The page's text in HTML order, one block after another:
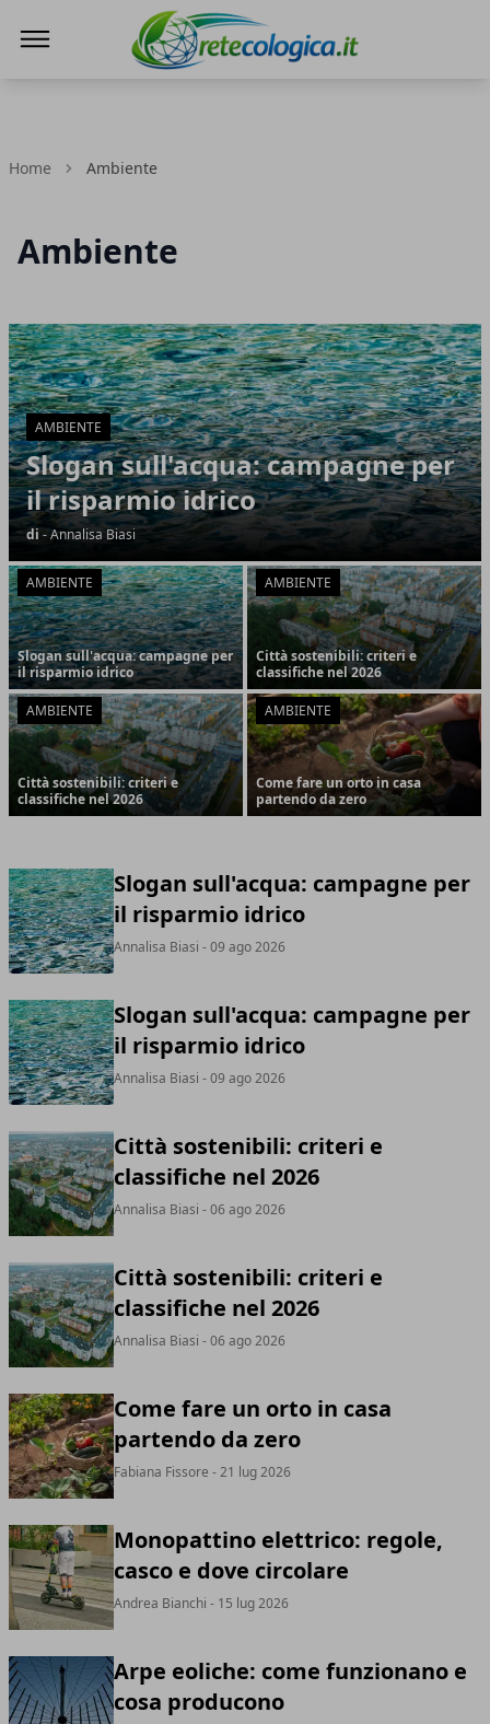
Home Ambiente
Ambiente
Articoli in Evidenza
AMBIENTE
Slogan sull'acqua: campagne per
il risparmio idrico
di - Annalisa Biasi
AMBIENTE
Slogan sull'acqua: campagne per
il risparmio idrico
AMBIENTE
Città sostenibili: criteri e
classifiche nel 2026
AMBIENTE
Città sostenibili: criteri e
classifiche nel 2026
AMBIENTE
Come fare un orto in casa
partendo da zero
Slogan sull'acqua: campagne per
il risparmio idrico
Annalisa Biasi - 09 ago 2026
Slogan sull'acqua: campagne per
il risparmio idrico
Annalisa Biasi - 09 ago 2026
Città sostenibili: criteri e
classifiche nel 2026
Annalisa Biasi - 06 ago 2026
Città sostenibili: criteri e
classifiche nel 2026
Annalisa Biasi - 06 ago 2026
Come fare un orto in casa
partendo da zero
Fabiana Fissore - 21 lug 2026
Monopattino elettrico: regole,
casco e dove circolare
Andrea Bianchi - 15 lug 2026
Arpe eoliche: come funzionano e
cosa producono